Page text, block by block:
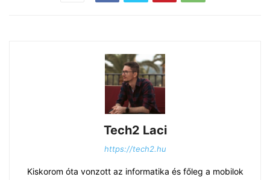
Tech2 Laci
https://tech2.hu
Kiskorom óta vonzott az informatika és főleg a mobilok